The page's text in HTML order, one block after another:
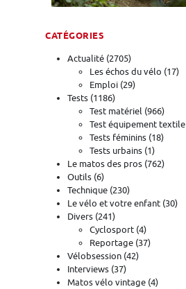
CATÉGORIES
Actualité (2705)
Les échos du vélo (17)
Emploi (29)
Tests (1186)
Test matériel (966)
Test équipement textile
Tests féminins (18)
Tests urbains (1)
Le matos des pros (762)
Outils (6)
Technique (230)
Le vélo et votre enfant (30)
Divers (241)
Cyclosport (4)
Reportage (37)
Vélobsession (42)
Interviews (37)
Matos vélo vintage (4)